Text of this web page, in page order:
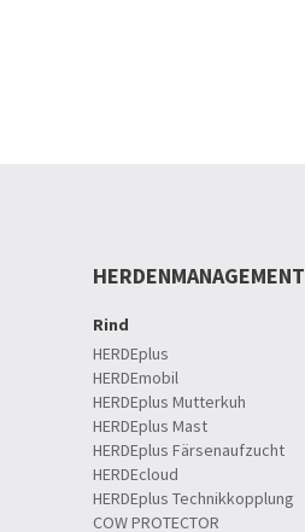
HERDENMANAGEMENT
Rind
HERDEplus
HERDEmobil
HERDEplus Mutterkuh
HERDEplus Mast
HERDEplus Färsenaufzucht
HERDEcloud
HERDEplus Technikkopplung
COW PROTECTOR